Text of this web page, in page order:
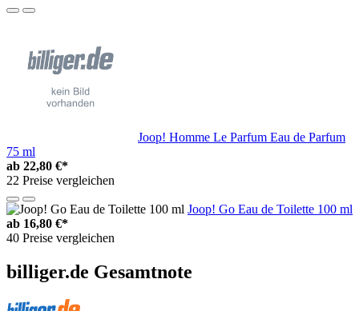
Joop! Homme Le Parfum Eau de Parfum
75 ml
ab 22,80 €*
22 Preise vergleichen
Joop! Go Eau de Toilette 100 ml
ab 16,80 €*
40 Preise vergleichen
billiger.de Gesamtnote